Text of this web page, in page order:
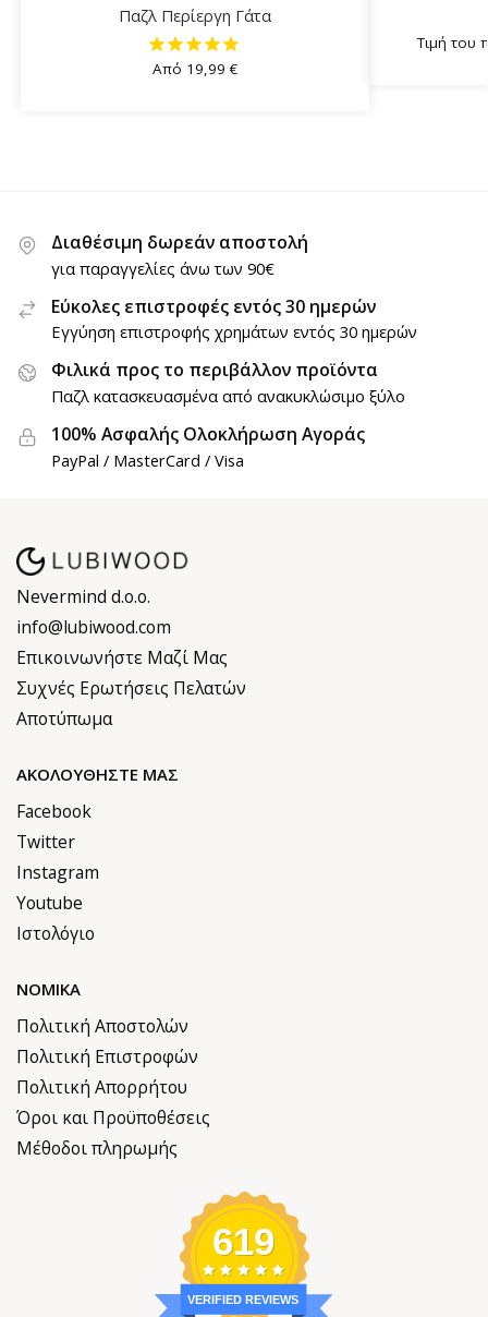
Παζλ Περίεργη Γάτα
Από 19,99€
Τιμή του
Διαθέσιμη δωρεάν αποστολή
για παραγγελίες άνω των 90€
Εύκολες επιστροφές εντός 30 ημερών
Εγγύηση επιστροφής χρημάτων εντός 30 ημερών
Φιλικά προς το περιβάλλον προϊόντα
Παζλ κατασκευασμένα από ανακυκλώσιμο ξύλο
100% Ασφαλής Ολοκλήρωση Αγοράς
PayPal / MasterCard / Visa
Nevermind d.o.o.
info@lubiwood.com
Επικοινωνήστε Μαζί Μας
Συχνές Ερωτήσεις Πελατών
Αποτύπωμα
ΑΚΟΛΟΥΘΉΣΤΕ ΜΑΣ
Facebook
Twitter
Instagram
Youtube
Ιστολόγιο
ΝΟΜΙΚΆ
Πολιτική Αποστολών
Πολιτική Επιστροφών
Πολιτική Απορρήτου
Όροι και Προϋποθέσεις
Μέθοδοι πληρωμής
619
VERIFIED REVIEWS